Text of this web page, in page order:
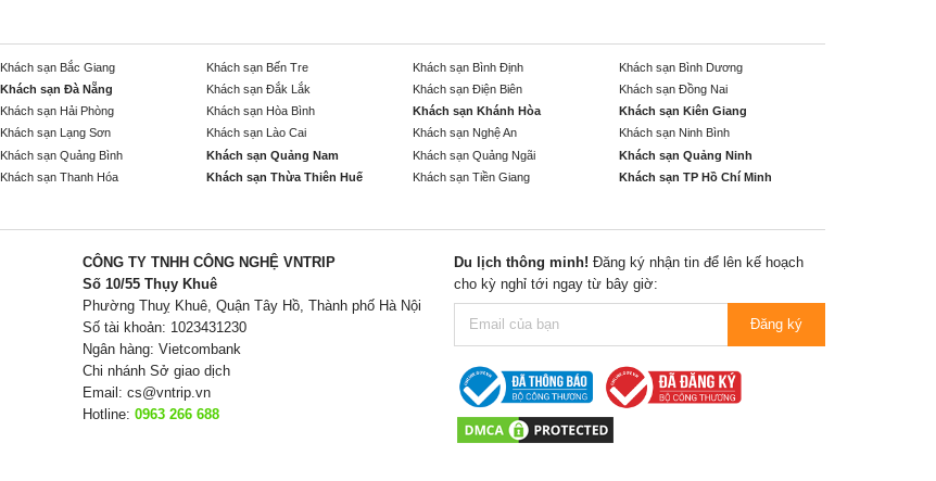
Khách sạn Bắc Giang Khách sạn Bến Tre Khách sạn Bình Định
Khách sạn Bình Dương
Khách sạn Đà Nẵng Khách sạn Đắk Lắk Khách sạn Điện Biên
Khách sạn Đồng Nai
Khách sạn Hải Phòng Khách sạn Hòa Bình Khách sạn Khánh Hòa
Khách sạn Kiên Giang
Khách sạn Lạng Sơn Khách sạn Lào Cai Khách sạn Nghệ An
Khách sạn Ninh Bình
Khách sạn Quảng Bình Khách sạn Quảng Nam Khách sạn Quảng Ngãi
Khách sạn Quảng Ninh
Khách sạn Thanh Hóa Khách sạn Thừa Thiên Huế Khách sạn Tiền Giang
Khách sạn TP Hồ Chí Minh
CÔNG TY TNHH CÔNG NGHỆ VNTRIP
Số 10/55 Thụy Khuê
Phường Thuỵ Khuê, Quận Tây Hồ, Thành phố Hà Nội
Số tài khoản: 1023431230
Ngân hàng: Vietcombank
Chi nhánh Sở giao dịch
Email: cs@vntrip.vn
Hotline: 0963 266 688
Du lịch thông minh! Đăng ký nhận tin để lên kế hoạch
cho kỳ nghỉ tới ngay từ bây giờ:
Đăng ký